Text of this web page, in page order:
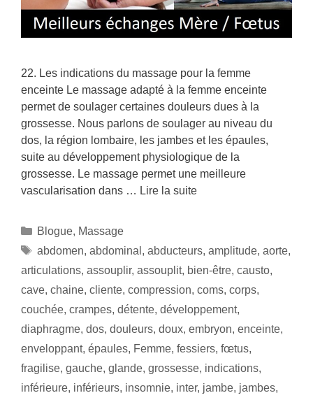
22. Les indications du massage pour la femme
enceinte Le massage adapté à la femme enceinte
permet de soulager certaines douleurs dues à la
grossesse. Nous parlons de soulager au niveau du
dos, la région lombaire, les jambes et les épaules,
suite au développement physiologique de la
grossesse. Le massage permet une meilleure
vascularisation dans … Lire la suite
Blogue, Massage
abdomen, abdominal , abducteurs, amplitude, aorte,
articulations, assouplir, assouplit, bien-être, causto,
cave, chaine, cliente, compression, coms, corps,
couchée, crampes, détente, développement,
diaphragme, dos, douleurs, doux, embryon, enceinte,
enveloppant, épaules, Femme, fessiers, fœtus,
fragilise, gauche, glande, grossesse, indications,
inférieure, inférieurs, insomnie, inter, jambe, jambes,